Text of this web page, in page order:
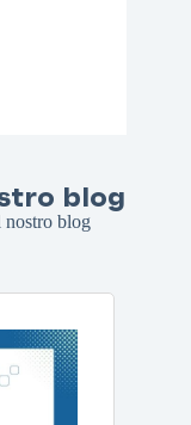
blog
nostro blog